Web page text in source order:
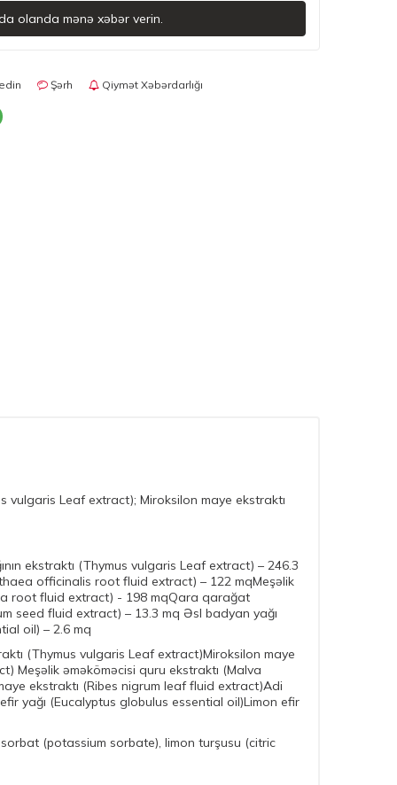
olanda mənə xəbər verin.
Şərh Qiymət Xəbərdarlığı
vulgaris Leaf extract); Miroksilon maye ekstraktı
ekstraktı (Thymus vulgaris Leaf extract) – 246.3
officinalis root fluid extract) – 122 mqMeşəlik
root fluid extract) - 198 mqQara qarağat
seed fluid extract) – 13.3 mq Əsl badyan yağı
oil) – 2.6 mq
(Thymus vulgaris Leaf extract)Miroksilon maye
Meşəlik əməköməcisi quru ekstraktı (Malva
ekstraktı (Ribes nigrum leaf fluid extract)Adi
yağı (Eucalyptus globulus essential oil)Limon efir
(potassium sorbate), limon turşusu (citric